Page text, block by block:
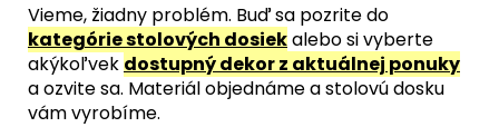
Vieme, žiadny problém. Buď sa pozrite do
kategórie stolových dosiekalebo si vyberte
akýkoľvek dostupný dekor z aktuálnej ponuky
a ozvite sa. Materiál objednáme a stolovú dosku
vám vyrobíme.